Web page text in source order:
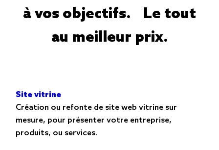
à vos objectifs. Le tout
au meilleur prix.
Site vitrine
Création ou refonte de site web vitrine sur
mesure, pour présenter votre entreprise,
produits, ou services.